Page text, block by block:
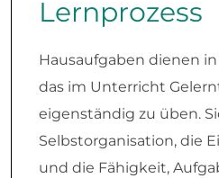
Lernprozess
Hausaufgaben dienen
das im Unterricht
eigenständig zu üben.
Selbstorganisation, die
und die Fähigkeit,